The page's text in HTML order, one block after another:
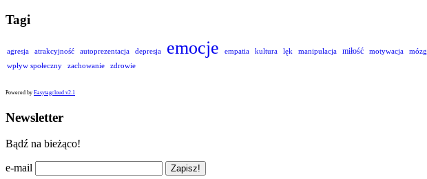
Tagi
agresja atrakcyjność autoprezentacja depresja emocje empatia kultura lęk manipulacja miłość motywacja mózg
wpływ społeczny
zachowanie zdrowie
Powered by Easytagcloud v2.1
Newsletter
Bądź na bieżąco!
e-mail